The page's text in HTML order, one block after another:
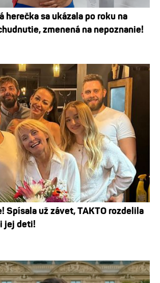
herečka sa ukázala po roku na
zmenená na nepoznanie!
Spísala už závet, TAKTO rozdelila
jej deti!